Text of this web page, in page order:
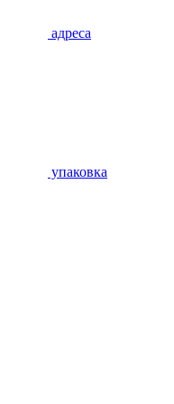
адреса
упаковка